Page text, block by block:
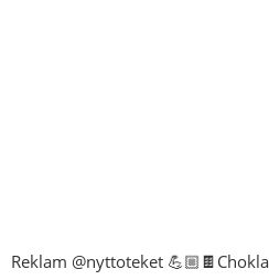
Reklam @nyttoteket